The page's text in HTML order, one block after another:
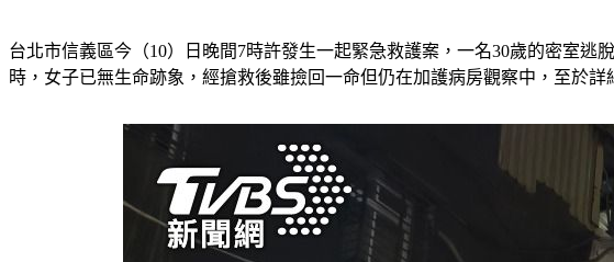
台北市信義區今（10）日晚間7時許發生一起緊急救護案，一名30歲的密室
時，女子已無生命跡象，經搶救後雖撿回一命但仍在加護病房觀察中，至於詳